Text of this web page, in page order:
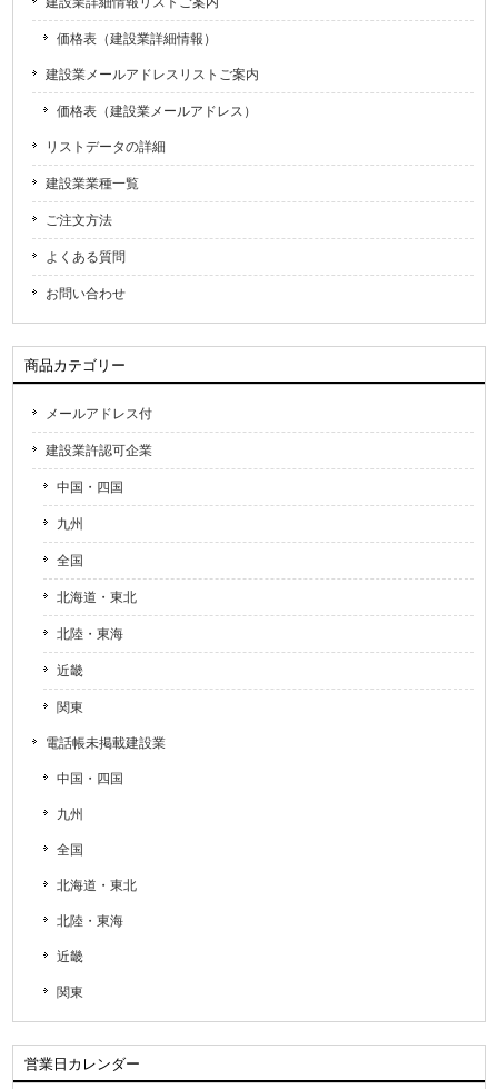
価格表（建設業詳細情報）
建設業メールアドレスリストご案内
価格表（建設業メールアドレス）
リストデータの詳細
建設業業種一覧
ご注文方法
よくある質問
お問い合わせ
商品カテゴリー
メールアドレス付
建設業許認可企業
中国・四国
九州
全国
北海道・東北
北陸・東海
近畿
関東
電話帳未掲載建設業
中国・四国
九州
全国
北海道・東北
北陸・東海
近畿
関東
営業日カレンダー